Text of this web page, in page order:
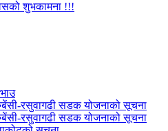
शुभकामना !!!
रसुवागढी सडक योजनाको सूचना
रसुवागढी सडक योजनाको सूचना